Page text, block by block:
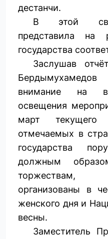
дестанчи.
В этой
представила на
государства
Заслушав
внимание на
освещения
март
отмечаемых в
государства
должным
торжествам,
организованы в
женского дня и
весны.
Заместитель